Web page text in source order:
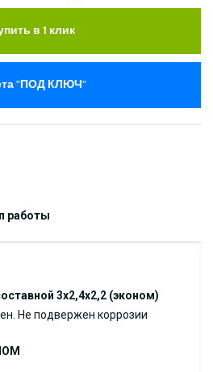
в 1 клик
"ПОД КЛЮЧ"
работы
3х2,4х2,2 (эконом)
Не подвержен коррозии